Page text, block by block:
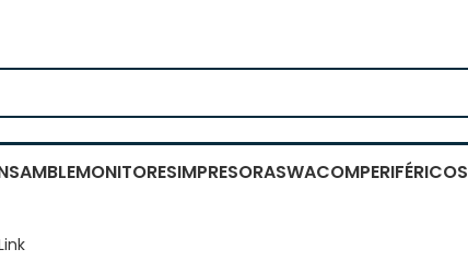
MONITORESIMPRESORASWACOMPERIFÉRICOS